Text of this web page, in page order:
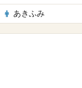
あきふみ